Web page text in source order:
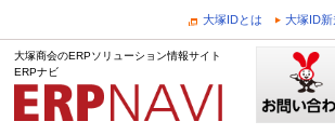
大塚IDとは 大塚ID
大塚商会のERPソリューション情報サイト
ERPナビ